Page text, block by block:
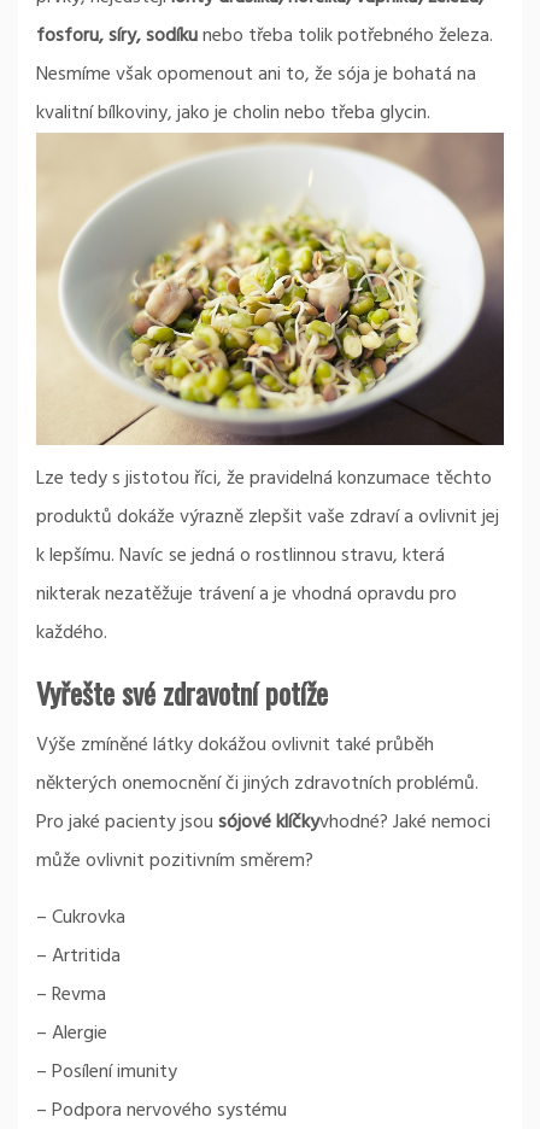
fosforu, síry, sodíkunebo třeba tolik potřebného železa.
Nesmíme však opomenout ani to, že sója je bohatá na
kvalitní bílkoviny, jako je cholin nebo třeba glycin.
Lze tedy s jistotou říci, že pravidelná konzumace těchto
produktů dokáže výrazně zlepšit vaše zdraví a ovlivnit jej
k lepšímu. Navíc se jedná o rostlinnou stravu, která
nikterak nezatěžuje trávení a je vhodná opravdu pro
každého.
Vyřešte své zdravotní potíže
Výše zmíněné látky dokážou ovlivnit také průběh
některých onemocnění či jiných zdravotních problémů.
Pro jaké pacienty jsousójové klíčkyvhodné? Jaké nemoci
může ovlivnit pozitivním směrem?
– Cukrovka
– Artritida
– Revma
– Alergie
– Posílení imunity
– Podpora nervového systému